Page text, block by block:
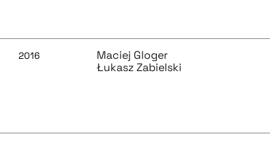
2016
Maciej Gloger
Łukasz Zabielski